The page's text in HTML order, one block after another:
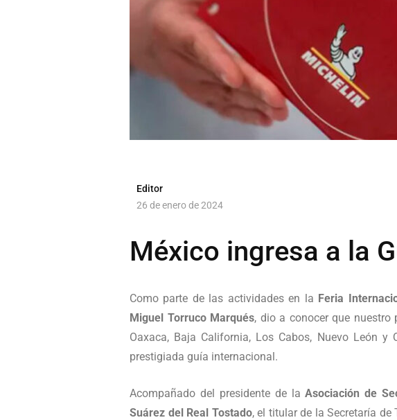
Editor
26 de enero de 2024
México ingresa a la
Como parte de las actividades en la Feria
Miguel Torruco Marqués, dio a conocer que
Oaxaca, Baja California, Los Cabos, Nuevo León
prestigiada guía internacional.
Acompañado del presidente de laAsociación de
Suárez del Real Tostado, el titular de la Secretaría